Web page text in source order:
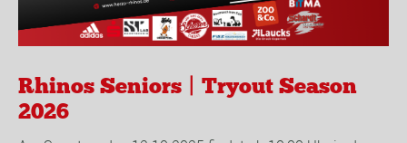
Rhinos Seniors | Tryout Season
2026